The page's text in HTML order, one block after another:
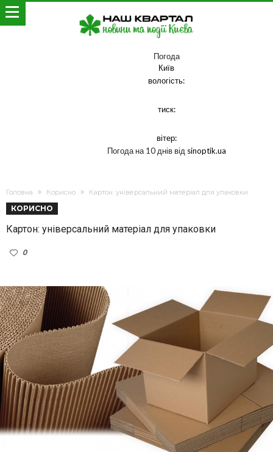
Погода
Київ
вологість:
тиск:
вітер:
Погода на 10 днів від sinoptik.ua
Головна Корисно Картон: універсальний матеріал для упаковки
КОРИСНО
Картон: універсальний матеріал для упаковки
0